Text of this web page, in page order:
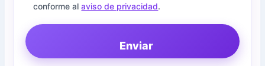
conforme alaviso de privacidad.
Enviar